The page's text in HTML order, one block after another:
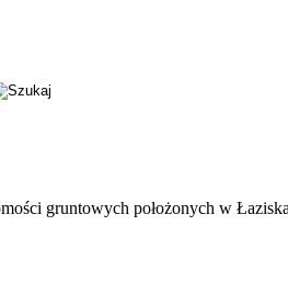
gruntowych położonych w